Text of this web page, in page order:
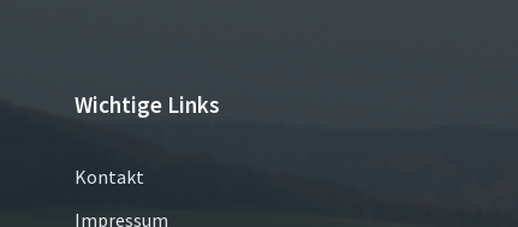
Wichtige Links
Kontakt
Impressum